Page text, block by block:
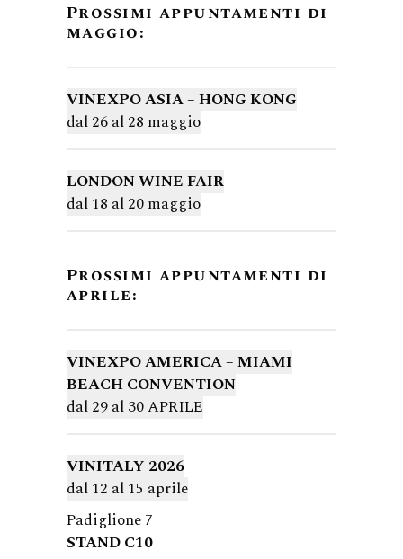
Prossimi appuntamenti di
maggio:
VINEXPO ASIA – HONG KONG
dal 26 al 28 maggio
LONDON WINE FAIR
dal 18 al 20 maggio
Prossimi appuntamenti di
aprile:
VINEXPO AMERICA – MIAMI
BEACH CONVENTION
dal 29 al 30 APRILE
VINITALY 2026
dal 12 al 15 aprile
Padiglione 7
STAND C10